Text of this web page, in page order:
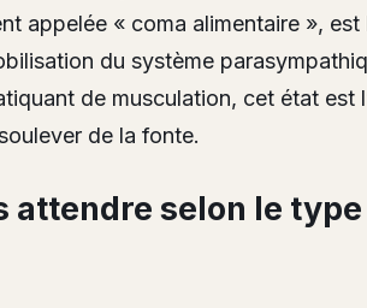
appelée « coma alimentaire », est
du système
de musculation, cet état est
de la fonte.
attendre selon le type